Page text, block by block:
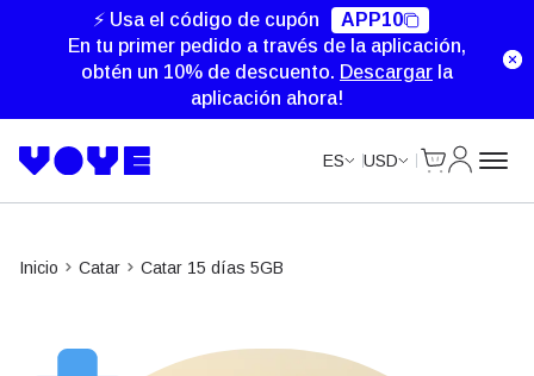
⚡ Usa el código de cupón
APP10
En tu primer pedido a través de la aplicación,
obtén un 10% de descuento. Descargar la
aplicación ahora!
ES USD
Inicio Catar Catar 15 días 5GB